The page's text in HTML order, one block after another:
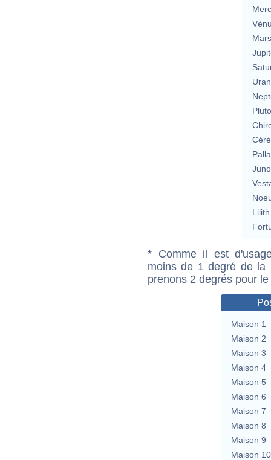
Mars
Lilith
* Comme il est
moins de 1 degré de la
prenons 2 degrés pour
Maison 1
Maison 2
Maison 3
Maison 4
Maison 5
Maison 6
Maison 7
Maison 8
Maison 9
Maison 10